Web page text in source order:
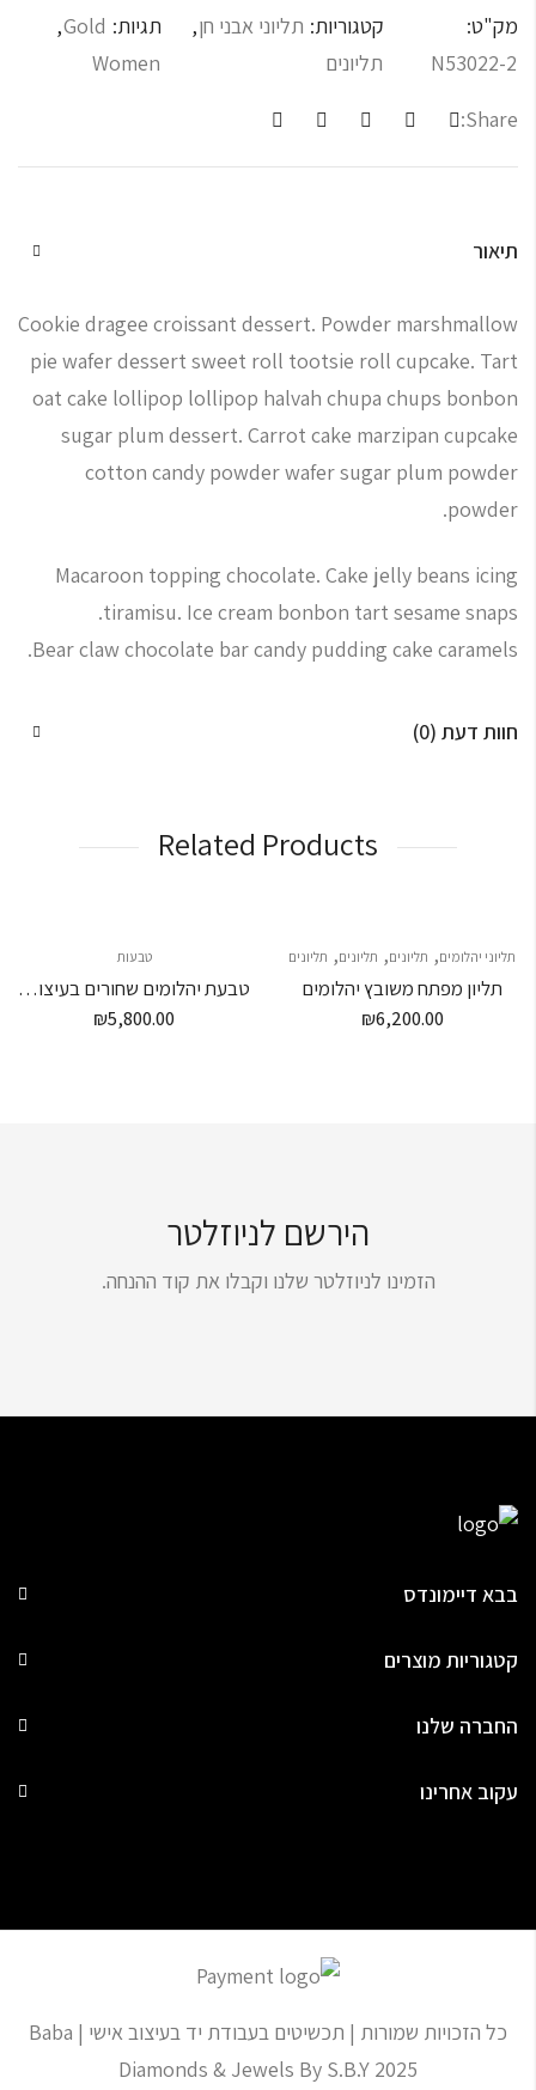
מק"ט:
N53022-2
קטגוריות: תליוני אבני חן,
תליונים
תגיות: Gold
,
Women
Share:
תיאור
Cookie dragee croissant dessert. Powder marshmallow
pie wafer dessert sweet roll tootsie roll cupcake. Tart
oat cake lollipop lollipop halvah chupa chups bonbon
sugar plum dessert. Carrot cake marzipan cupcake
cotton candy powder wafer sugar plum powder
powder.
Macaroon topping chocolate. Cake jelly beans icing
tiramisu. Ice cream bonbon tart sesame snaps.
Bear claw chocolate bar candy pudding cake caramels.
חוות דעת (0)
Related Products
תליוני יהלומים, תליונים, תליונים, תליונים
תליון מפתח משובץ יהלומים
₪6,200.00
טבעות
טבעת יהלומים שחורים בעיצוב פרחים
₪5,800.00
הירשם לניוזלטר
הזמינו לניוזלטר שלנו וקבלו את קוד ההנחה.
בבא דיימונדס
קטגוריות מוצרים
החברה שלנו
עקוב אחרינו
כל הזכויות שמורות | תכשיטים בעבודת יד בעיצוב אישי | Baba
Diamonds & Jewels By S.B.Y 2025